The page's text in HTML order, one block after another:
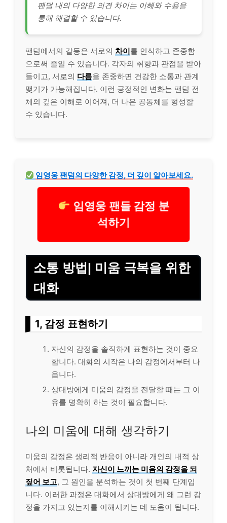
팬덤 내의 다양한 의견 차이는 이해와 수용을
통해 해결할 수 있습니다.
팬덤에서의 갈등은 서로의 차이를 인식하고 존중함
으로써 줄일 수 있습니다. 각자의 취향과 관점을 받아
들이고, 서로의 다름을 존중하면 건강한 소통과 관계
맺기가 가능해집니다. 이런 긍정적인 변화는 팬덤 전
체의 깊은 이해로 이어져, 더 나은 공동체를 형성할
수 있습니다.
임영웅 팬덤의 다양한 감정, 더 깊이 알아보세요.
임영웅 팬들 감정 분
석하기
소통 방법| 미움 극복을 위한
대화
1, 감정 표현하기
자신의 감정을 솔직하게 표현하는 것이 중요
합니다. 대화의 시작은 나의 감정에서부터 나
옵니다.
상대방에게 미움의 감정을 전달할 때는 그 이
유를 명확히 하는 것이 필요합니다.
나의 미움에 대해 생각하기
미움의 감정은 생리적 반응이 아니라 개인의 내적 상
처에서 비롯됩니다. 자신이 느끼는 미움의 감정을 되
짚어 보고, 그 원인을 분석하는 것이 첫 번째 단계입
니다. 이러한 과정은 대화에서 상대방에게 왜 그런 감
정을 가지고 있는지를 이해시키는 데 도움이 됩니다.